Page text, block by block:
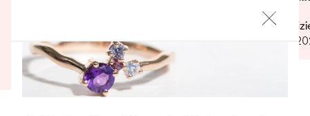
2-4 Wochen angegeben waren. Bestellung und
Lieferung wurde uns telefonisch vom
sympathischen Kundenservice bestätigt. Wir
werden in Zukunft wieder bestellen. Vielen
Verifizierter Kunde
13.08.2021
Ganze Bewertung anzeigen